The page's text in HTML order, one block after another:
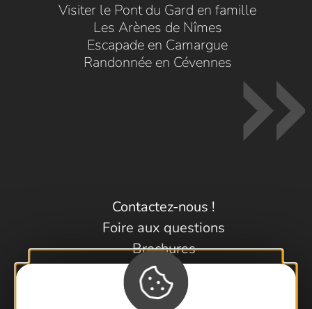
Visiter le Pont du Gard en famille
Les Arènes de Nîmes
Escapade en Camargue
Randonnée en Cévennes
Contactez-nous !
Foire aux questions
Brochures
Cartoguides et Topoguides
Latitude Gard